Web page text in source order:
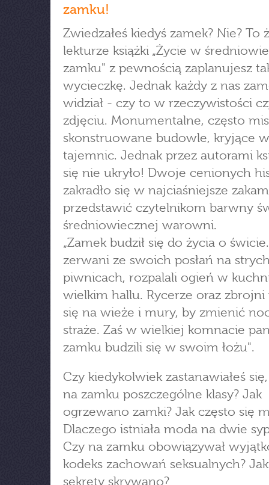
zamku!
Zwiedzałeś kiedyś zamek? Nie? To
lekturze książki „Życie w
zamku" z pewnością zaplanujesz
wycieczkę. Jednak każdy z nas
widział - czy to w rzeczywistości
zdjęciu. Monumentalne, często
skonstruowane budowle, kryjące
tajemnic. Jednak przez autorami
się nie ukryło! Dwoje cenionych
zakradło się w najciaśniejsze
przedstawić czytelnikom barwny
średniowiecznej warowni.
„Zamek budził się do życia o świcie.
zerwani ze swoich posłań na
piwnicach, rozpalali ogień w
wielkim hallu. Rycerze oraz zbrojni
się na wieże i mury, by zmienić
straże. Zaś w wielkiej komnacie
zamku budzili się w swoim łożu".
Czy kiedykolwiek zastanawiałeś
na zamku poszczególne klasy? Jak
ogrzewano zamki? Jak często się
Dlaczego istniała moda na dwie
Czy na zamku obowiązywał
kodeks zachowań seksualnych?
sekrety skrywano?